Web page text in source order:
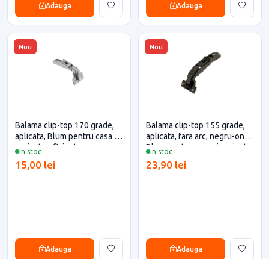
Adauga Adauga
Nou
In stoc
Balama clip-top 170 grade,
aplicata, Blum pentru casa si
proiecte eficiente
15,00 lei
Adauga
Nou
In stoc
Balama clip-top 155 grade,
aplicata, fara arc, negru-onix,
Blum pentru casa si proiecte
23,90 lei
Adauga